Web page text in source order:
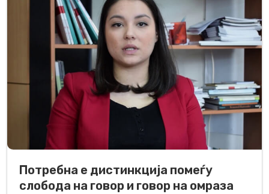
Потребна е дистинкција помеѓу
слобода на говор и говор на омраза